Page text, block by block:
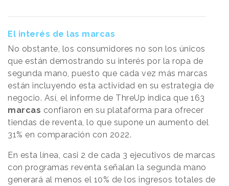
El interés de las marcas
No obstante, los consumidores no son los únicos
que están demostrando su interés por la ropa de
segunda mano, puesto que cada vez más marcas
están incluyendo esta actividad en su estrategia de
negocio. Así, el informe de ThreUp indica que 163
marcas confiaron en su plataforma para ofrecer
tiendas de reventa, lo que supone un aumento del
31% en comparación con 2022.
En esta línea, casi 2 de cada 3 ejecutivos de marcas
con programas reventa señalan la segunda mano
generará al menos el 10% de los ingresos totales de